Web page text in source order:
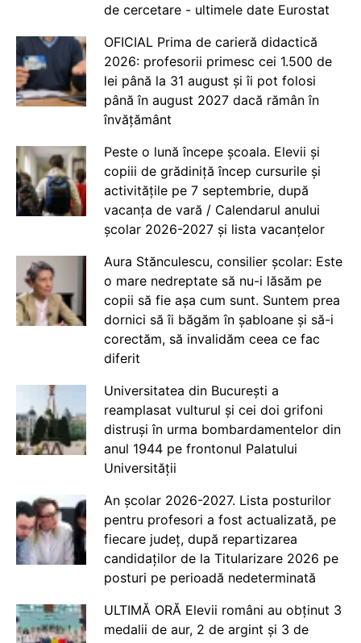
de cercetare - ultimele date Eurostat
OFICIAL Prima de carieră didactică
2026: profesorii primesc cei 1.500 de
lei până la 31 august și îi pot folosi
până în august 2027 dacă rămân în
învățământ
Peste o lună începe școala. Elevii și
copiii de grădiniță încep cursurile și
activitățile pe 7 septembrie, după
vacanța de vară / Calendarul anului
școlar 2026-2027 și lista vacanțelor
Aura Stănculescu, consilier școlar: Este
o mare nedreptate să nu-i lăsăm pe
copii să fie așa cum sunt. Suntem prea
dornici să îi băgăm în șabloane și să-i
corectăm, să invalidăm ceea ce fac
diferit
Universitatea din București a
reamplasat vulturul și cei doi grifoni
distruși în urma bombardamentelor din
anul 1944 pe frontonul Palatului
Universității
An școlar 2026-2027. Lista posturilor
pentru profesori a fost actualizată, pe
fiecare județ, după repartizarea
candidaților de la Titularizare 2026 pe
posturi pe perioadă nedeterminată
ULTIMĂ ORĂ Elevii români au obținut 3
medalii de aur, 2 de argint și 3 de